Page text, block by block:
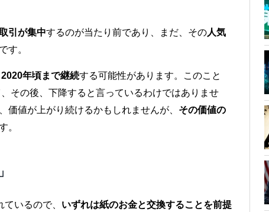
引が集中するのが当たり前であり、まだ、その人気
す。
年頃まで継続する可能性があります。このこと
その後、下降すると言っているわけではありませ
価値が上がり続けるかもしれませんが、 その価値の
。
いるので、 いずれは紙のお金と交換することを前提